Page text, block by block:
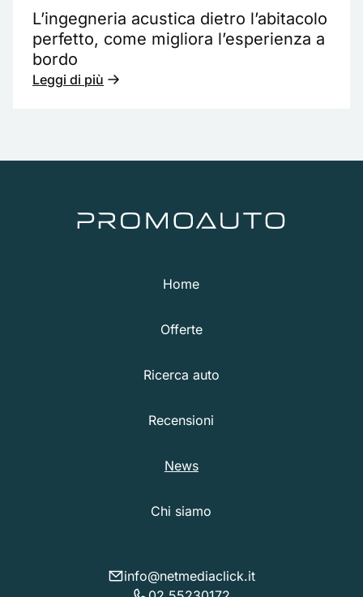
L’ingegneria acustica dietro l’abitacolo
perfetto, come migliora l’esperienza a
bordo
Leggi di più
Home
Offerte
Ricerca auto
Recensioni
News
Chi siamo
info@netmediaclick.it